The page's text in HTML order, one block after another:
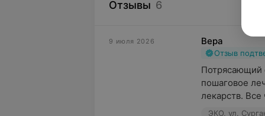
Отзывы 6
9 июля 2026 Вера
Отзыв
Потрясающий
пошаговое
лекарств. Все
ЭКО, ул.